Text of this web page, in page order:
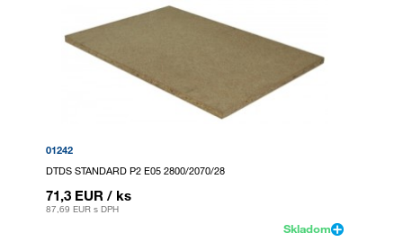
01242
DTDS STANDARD P2 E05 2800/2070/28
71,3 EUR / ks
87,69 EUR s DPH
Skladom